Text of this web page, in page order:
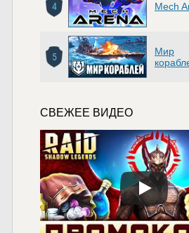
4 Mech
5
Мир
СВЕЖЕЕ ВИДЕО